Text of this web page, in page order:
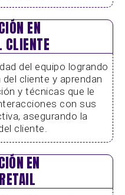
EN
CLIENTE
del equipo logrando
cliente y aprendan
y técnicas que le
con sus
asegurando la
cliente.
EN